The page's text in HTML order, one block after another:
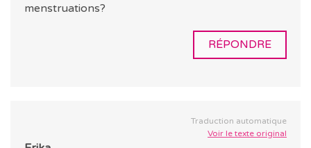
menstruations?
RÉPONDRE
Traduction automatique
Voir le texte original